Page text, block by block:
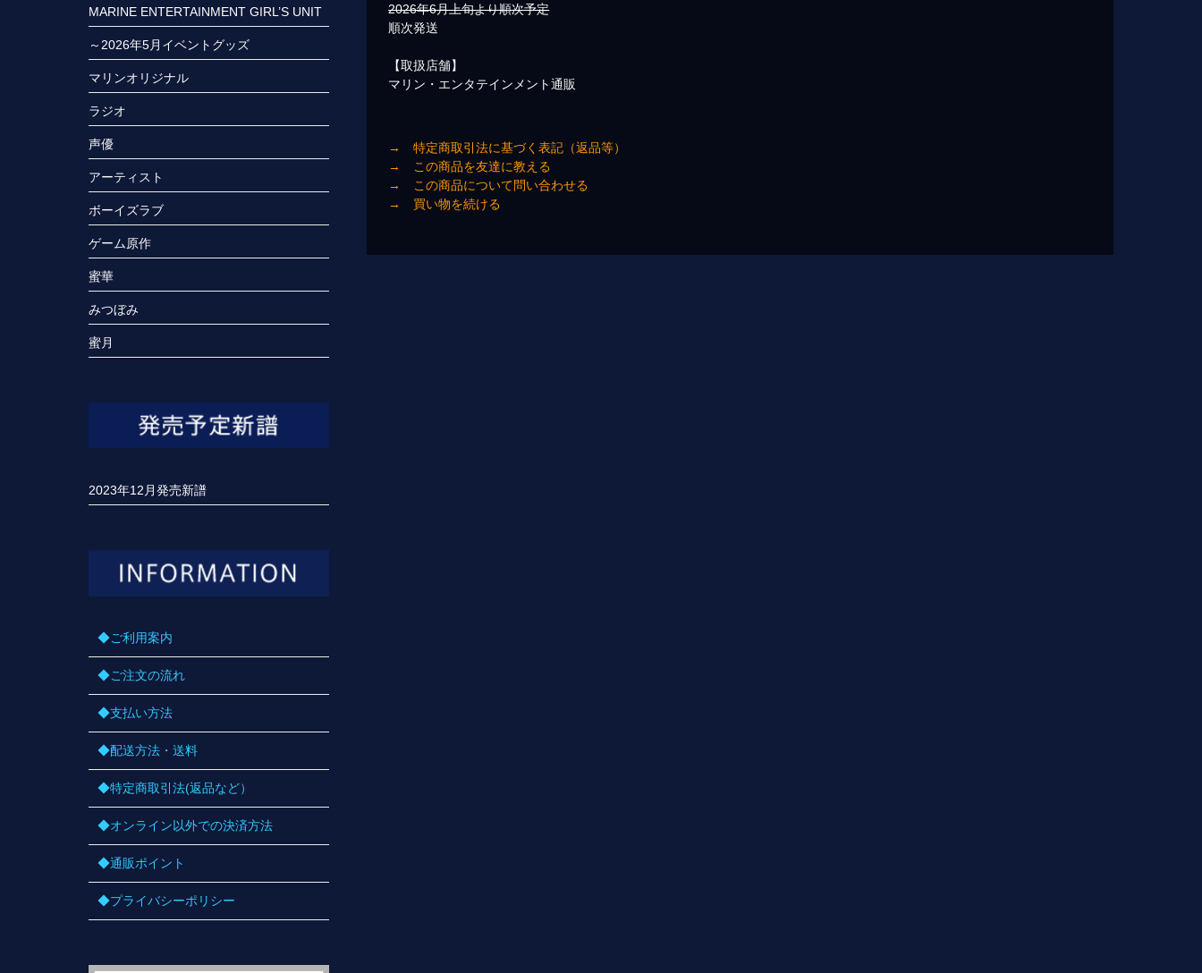
2026年6月上旬より順次予定
順次発送
【取扱店舗】
マリン・エンタテインメント通販
→ 特定商取引法に基づく表記（返品等）
→ この商品を友達に教える
→ この商品について問い合わせる
→ 買い物を続ける
MARINE ENTERTAINMENT GIRL’S UNIT
～2026年5月イベントグッズ
マリンオリジナル
ラジオ
声優
アーティスト
ボーイズラブ
ゲーム原作
蜜華
みつぼみ
蜜月
2023年12月発売新譜
◆ご利用案内
◆ご注文の流れ
◆支払い方法
◆配送方法・送料
◆特定商取引法(返品など）
◆オンライン以外での決済方法
◆通販ポイント
◆プライバシーポリシー